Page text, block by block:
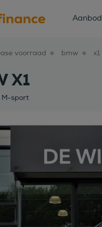
Aanbod
voorraad bmw x1
X1
M-sport